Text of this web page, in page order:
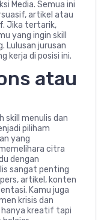
Media. Semua ini
artikel atau
Jika tertarik,
yang ingin skill
Lulusan jurusan
kerja di posisi ini.
atau
skill menulis dan
piliham
yang
citra
dengan
sangat penting
artikel, konten
Kamu juga
krisis dan
hanya kreatif tapi